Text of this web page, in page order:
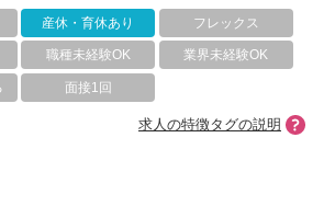
産休・育休あり フレックス
職種未経験OK 業界未経験OK
面接1回
求人の特徴タグの説明